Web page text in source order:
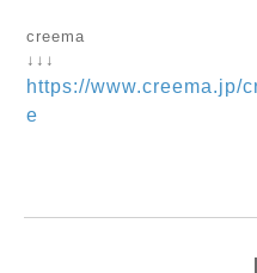
creema
↓↓↓
https://www.creema.jp/
e